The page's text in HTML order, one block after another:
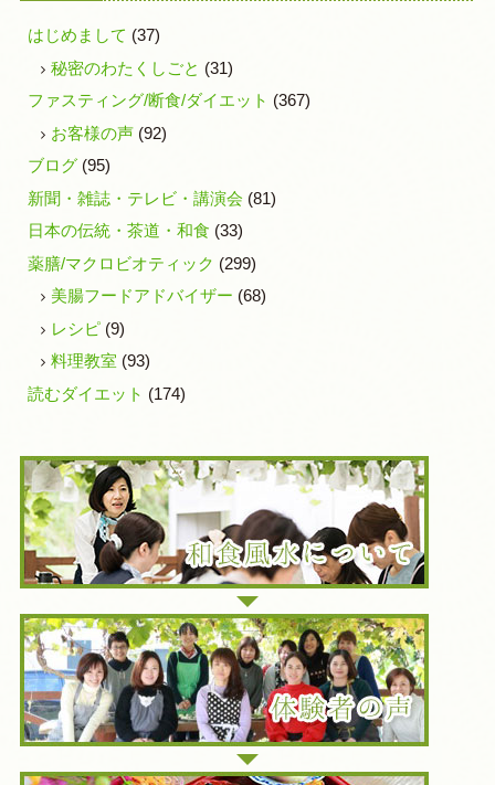
はじめまして (37)
秘密のわたくしごと (31)
ファスティング/断食/ダイエット (367)
お客様の声 (92)
ブログ (95)
新聞・雑誌・テレビ・講演会 (81)
日本の伝統・茶道・和食 (33)
薬膳/マクロビオティック (299)
美腸フードアドバイザー (68)
レシピ (9)
料理教室 (93)
読むダイエット (174)